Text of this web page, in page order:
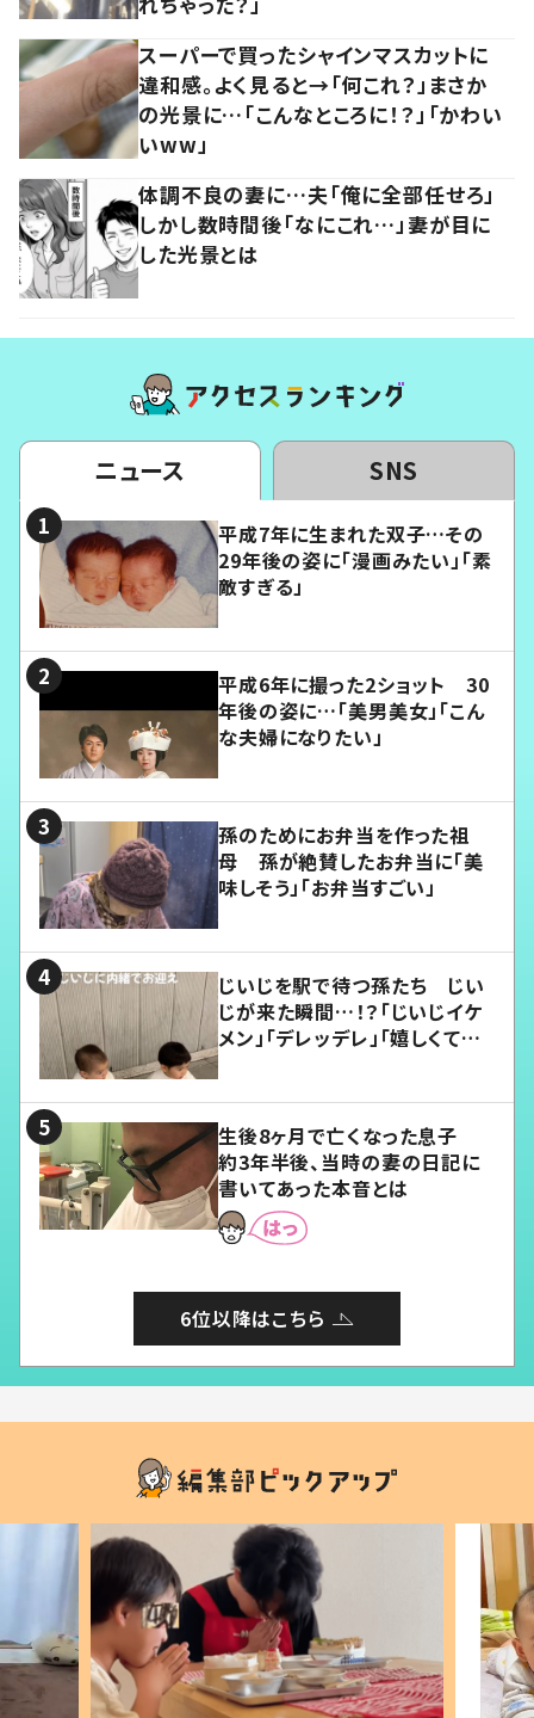
スーパーで買ったシャインマスカットに
違和感。よく見ると→「何これ？」まさか
の光景に…「こんなところに！？」「かわい
いww」
体調不良の妻に…夫「俺に全部任せろ」
しかし数時間後「なにこれ…」妻が目に
した光景とは
ニュース SNS
平成7年に生まれた双子…その
29年後の姿に「漫画みたい」「素
敵すぎる」
平成6年に撮った2ショット 30
年後の姿に…「美男美女」「こん
な夫婦になりたい」
孫のためにお弁当を作った祖
母 孫が絶賛したお弁当に「美
味しそう」「お弁当すごい」
じいじを駅で待つ孫たち じい
じが来た瞬間…！？「じいじイケ
メン」「デレッデレ」「嬉しくて可
生後8ヶ月で亡くなった息子
約3年半後、当時の妻の日記に
書いてあった本音とは
6位以降はこちら